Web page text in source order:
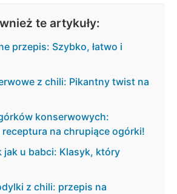
te artykuły:
przepis: Szybko, łatwo i
z chili: Pikantny twist na
konserwowych:
na chrupiące ogórki!
jak u babci: Klasyk, który
z chili: przepis na